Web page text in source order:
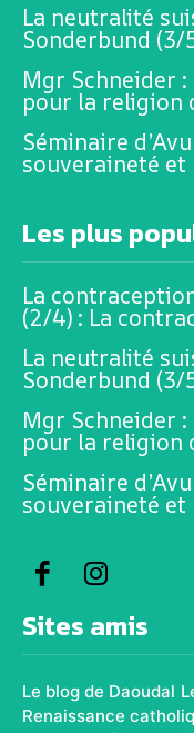
La neutralité
Sonderbund (3/
Mgr Schneider :
pour la religion
Séminaire
souveraineté et
Les plus
La
(2/4) : La
La neutralité
Sonderbund (3/
Mgr Schneider :
pour la religion
Séminaire
souveraineté et
Sites amis
Le blog de Daoudal
Renaissance